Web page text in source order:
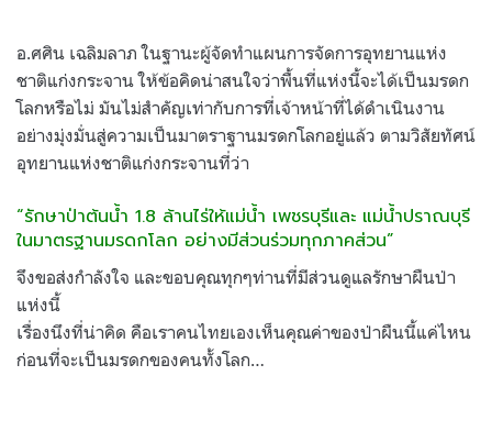
อ.ศศิน เฉลิมลาภ ในฐานะผู้จัดทำแผนการจัดการอุทยานแห่ง
ชาติแก่งกระจาน ให้ข้อคิดน่าสนใจว่าพื้นที่แห่งนี้จะได้เป็นมรดก
โลกหรือไม่ มันไม่สำคัญเท่ากับการที่เจ้าหน้าที่ได้ดำเนินงาน
อย่างมุ่งมั่นสู่ความเป็นมาตราฐานมรดกโลกอยู่แล้ว ตามวิสัยทัศน์
อุทยานแห่งชาติแก่งกระจานที่ว่า
“รักษาป่าต้นน้ำ 1.8 ล้านไร่ให้แม่น้ำ เพชรบุรีและ แม่น้ำปราณบุรี
ในมาตรฐานมรดกโลก อย่างมีส่วนร่วมทุกภาคส่วน”
จึงขอส่งกำลังใจ และขอบคุณทุกๆท่านที่มีส่วนดูแลรักษาผืนป่า
แห่งนี้
เรื่องนึงที่น่าคิด คือเราคนไทยเองเห็นคุณค่าของป่าผืนนี้แค่ไหน
ก่อนที่จะเป็นมรดกของคนทั้งโลก…